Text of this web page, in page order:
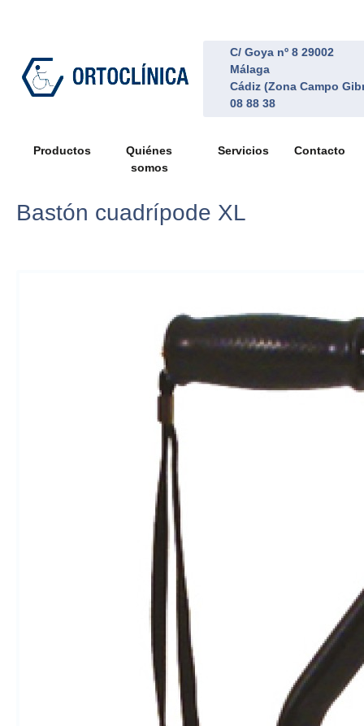
C/ Goya nº 8 29002
Málaga
Cádiz (Zona Campo
08 88 38
Productos
Quiénes
somos
Servicios Contacto
Bastón cuadrípode XL